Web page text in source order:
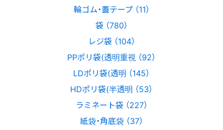
輪ゴム・蓋テープ （11）
袋 （780）
レジ袋 （104）
PPポリ袋(透明重視 （92）
LDポリ袋(透明 （145）
HDポリ袋(半透明 （53）
ラミネート袋 （227）
紙袋・角底袋 （37）